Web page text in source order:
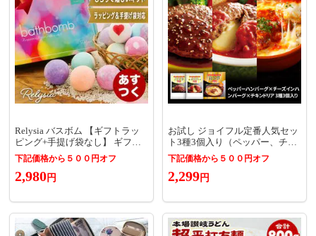
Relysia バスボム 【ギフトラッ
ピング+手提げ袋なし】 ギフト
プレゼント 公式 レリシア 〈入
浴剤〉 プレゼント bm1 女性 誕
生日 誕生日プレゼント ギフトセ
の日
下記価格から５００円オフ
2,980円
お試し ジョイフル定番人気セッ
ト3種3個入り（ペッパー、チー
ズイン、チキンドリア）
下記価格から５００円オフ
2,299円